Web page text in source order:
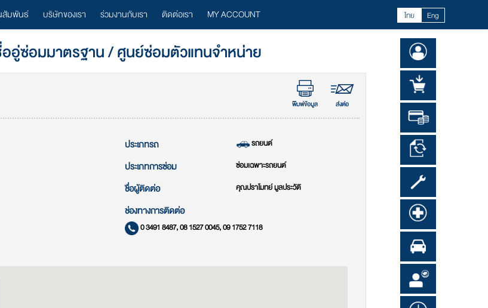
สัมพันธ์ บริษัทของเรา ร่วมงานกับเรา ติดต่อเรา MY ACCOUNT ไทย Eng
อู่ซ่อมมาตรฐาน / ศูนย์ซ่อมตัวแทนจำหน่าย
พิมพ์ข้อมูล ส่งต่อ
ประเภทรถ รถยนต์
ประเภทการซ่อม ซ่อมเฉพาะรถยนต์
ชื่อผู้ติดต่อ คุณปราโมทย์ มูลประวัติ
ช่องทางการติดต่อ
0 3491 8487, 08 1527 0045, 09 1752 7118